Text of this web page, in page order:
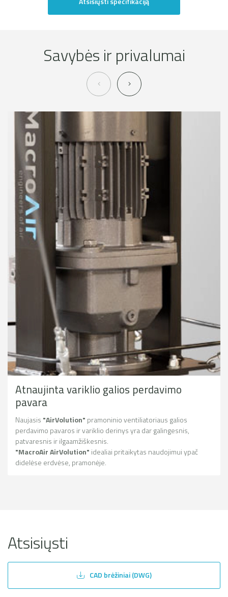
Savybės ir privalumai
Atnaujinta variklio galios perdavimo
pavara
Naujasis "AirVolution" pramoninio ventiliatoriaus galios
perdavimo pavaros ir variklio derinys yra dar galingesnis,
patvaresnis ir ilgaamžiškesnis.
"MacroAir AirVolution" idealiai pritaikytas naudojimui ypač
didelėse erdvėse, pramonėje.
Atsisiųsti
CAD brėžiniai (DWG)